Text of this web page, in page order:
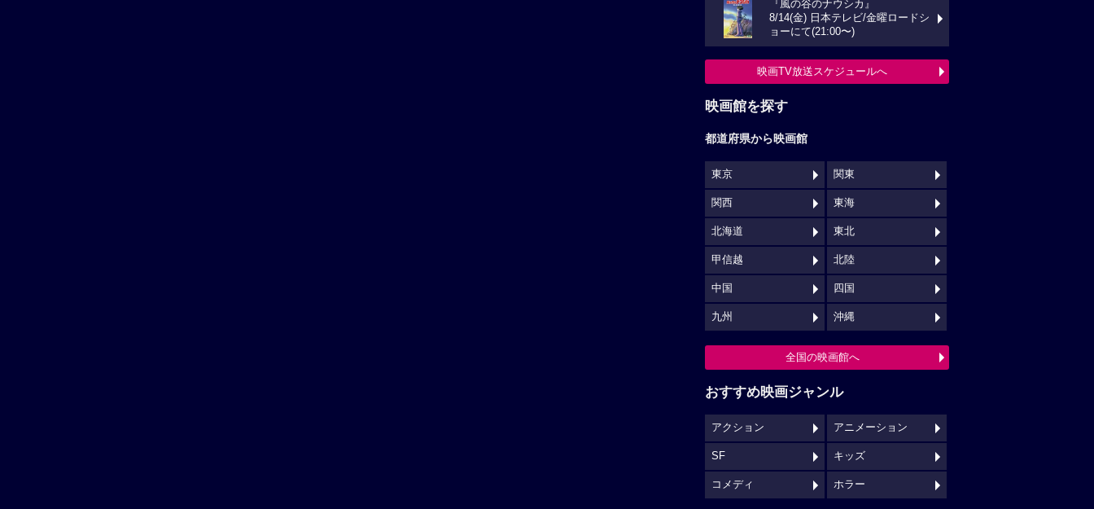
『風の谷のナウシカ』
8/14(金) 日本テレビ/金曜ロードシ
ョーにて(21:00〜)
映画TV放送スケジュールへ
映画館を探す
都道府県から映画館
東京 関東
関西 東海
北海道 東北
甲信越 北陸
中国 四国
九州 沖縄
全国の映画館へ
おすすめ映画ジャンル
アクション アニメーション
SF キッズ
コメディ ホラー